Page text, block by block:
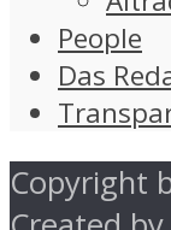
People
Das
Copyright